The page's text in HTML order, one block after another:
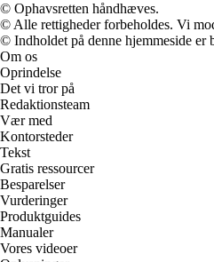
© Ophavsretten håndhæves.
© Alle rettigheder forbeholdes. Vi
© Indholdet på denne hjemmeside er
Om os
Oprindelse
Det vi tror på
Redaktionsteam
Vær med
Kontorsteder
Tekst
Gratis ressourcer
Besparelser
Vurderinger
Produktguides
Manualer
Vores videoer